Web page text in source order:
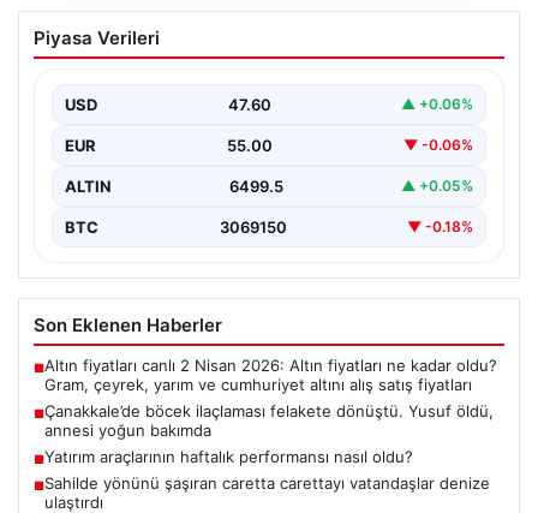
Çanakkale’de böcek ilaçlaması felakete
dönüştü. Yusuf öldü, annesi yoğun
Piyasa Verileri
USD 47.60 ▲ +0.06%
EUR 55.00 ▼ -0.06%
ALTIN 6499.5 ▲ +0.05%
BTC 3069150 ▼ -0.18%
Son Eklenen Haberler
■Altın fiyatları canlı 2 Nisan 2026: Altın fiyatları ne kadar oldu?
Gram, çeyrek, yarım ve cumhuriyet altını alış satış fiyatları
■Çanakkale’de böcek ilaçlaması felakete dönüştü. Yusuf öldü,
annesi yoğun bakımda
■Yatırım araçlarının haftalık performansı nasıl oldu?
■Sahilde yönünü şaşıran caretta carettayı vatandaşlar denize
ulaştırdı